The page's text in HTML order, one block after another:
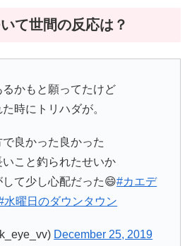
て世間の反応は？
かもと願ってたけど
時にトリハダが。
良かった良かった
こと釣られたせいか
て少し心配だった😄#カエデ
水曜日のダウンタウン
December 25, 2019